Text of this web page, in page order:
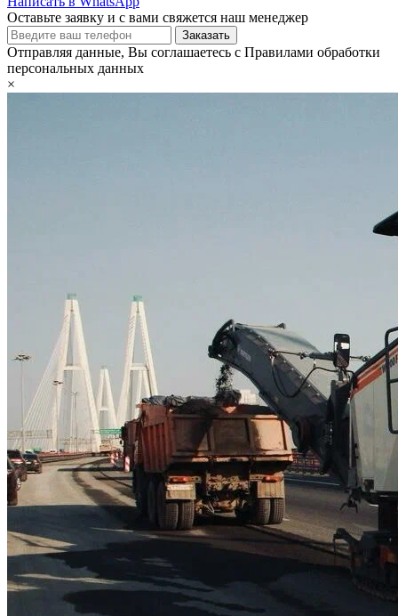
Оставьте заявку и с вами свяжется наш менеджер
Отправляя данные, Вы соглашаетесь с Правилами обработки
персональных данных
×